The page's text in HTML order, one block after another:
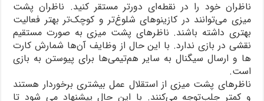
ناظران خود را در نقطه‌ای دورتر مستقر کنید. ناظران پشت
میزی می‌توانند در کازینوهای شلوغ‌تر و کوچک‌تر بهتر فعالیت
بهتری داشته باشند. ناظرهای پشت میزی به صورت مستقیم
نقشی در بازی ندارد. با این حال از وظایف آن‌ها شمارش کارت
ها و ارسال سیگنال به سایر هم‌تیمی‌ها برای پیوستن به بازی
است.
ناظرهای پشت میزی از استقلال عمل بیشتری برخوردار هستند
و کمتر جلب‌توجه می‌کنند. با این حال پیشنهاد می شود تا